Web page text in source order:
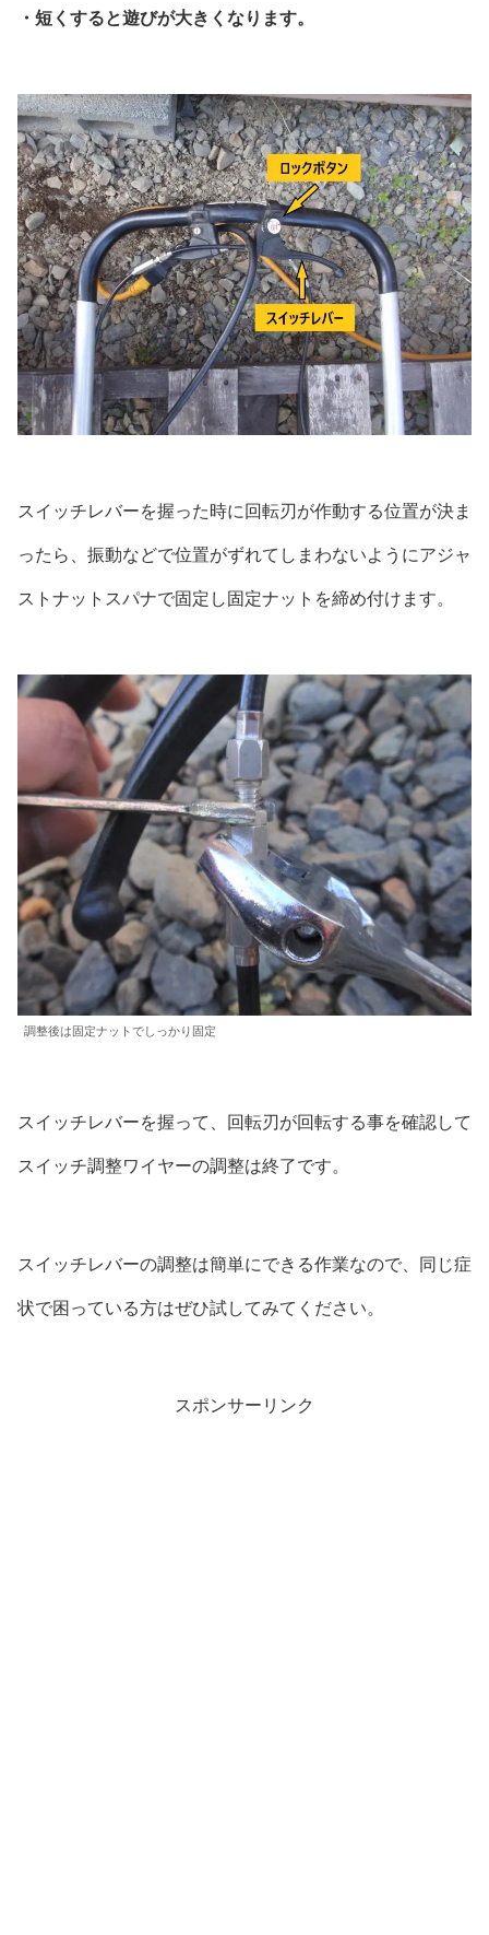
・短くすると遊びが大きくなります。
スイッチレバーを握った時に回転刃が作動する位置が決ま
ったら、振動などで位置がずれてしまわないようにアジャ
ストナットスパナで固定し固定ナットを締め付けます。
調整後は固定ナットでしっかり固定
スイッチレバーを握って、回転刃が回転する事を確認して
スイッチ調整ワイヤーの調整は終了です。
スイッチレバーの調整は簡単にできる作業なので、同じ症
状で困っている方はぜひ試してみてください。
スポンサーリンク